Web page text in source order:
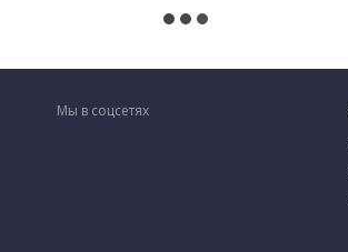
Мы в соцсетях